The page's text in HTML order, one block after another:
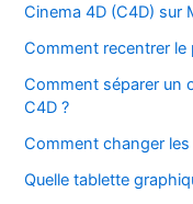
Cinema 4D (C4D) sur
Comment recentrer le
Comment séparer un
C4D ?
Comment changer
Quelle tablette